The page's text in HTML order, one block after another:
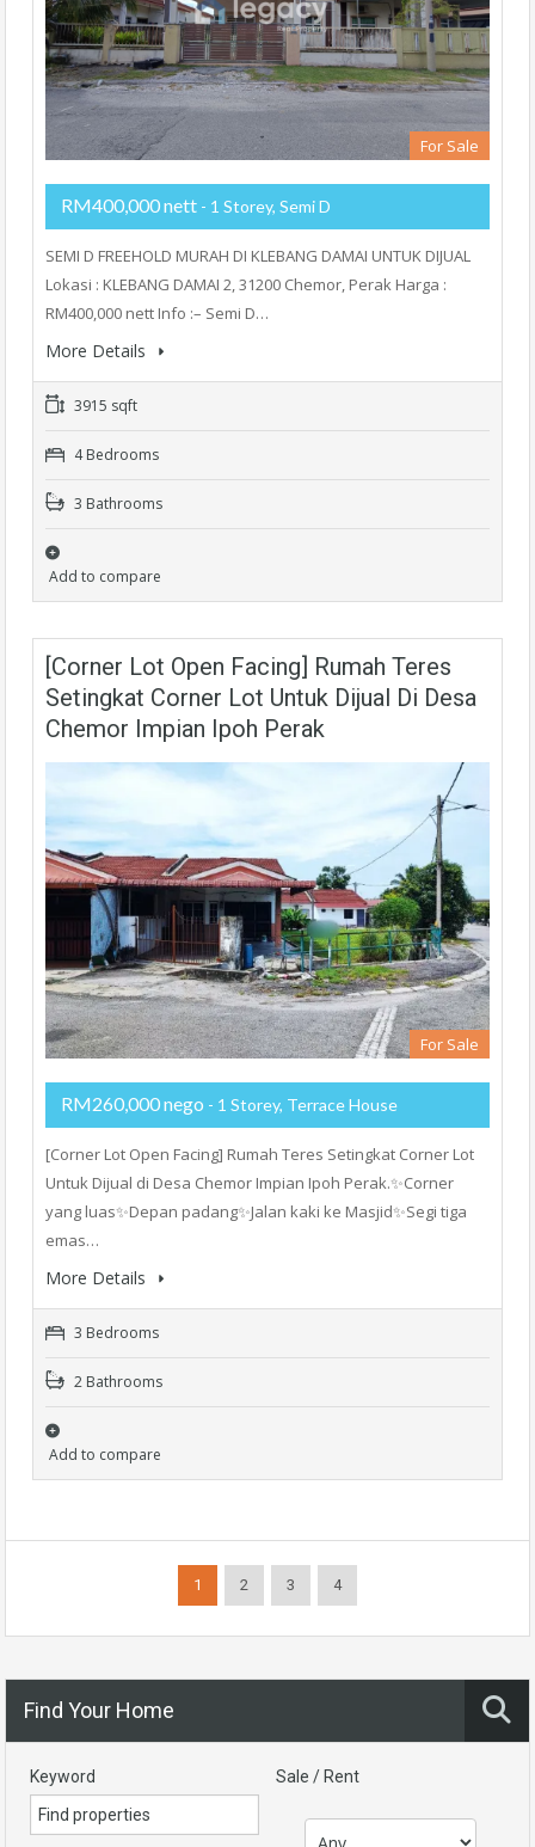
For Sale
RM400,000 nett - 1 Storey, Semi D
SEMI D FREEHOLD MURAH DI KLEBANG DAMAI UNTUK DIJUAL
Lokasi : KLEBANG DAMAI 2, 31200 Chemor, Perak Harga :
RM400,000 nett Info :– Semi D…
More Details
3915 sqft
4 Bedrooms
3 Bathrooms
Add to compare
[Corner Lot Open Facing] Rumah Teres
Setingkat Corner Lot Untuk Dijual Di Desa
Chemor Impian Ipoh Perak
For Sale
RM260,000 nego - 1 Storey, Terrace House
[Corner Lot Open Facing] Rumah Teres Setingkat Corner Lot
Untuk Dijual di Desa Chemor Impian Ipoh Perak.✨Corner
yang luas✨Depan padang✨Jalan kaki ke Masjid✨Segi tiga
emas…
More Details
3 Bedrooms
2 Bathrooms
Add to compare
1 2 3 4
Find Your Home
Keyword Sale / Rent